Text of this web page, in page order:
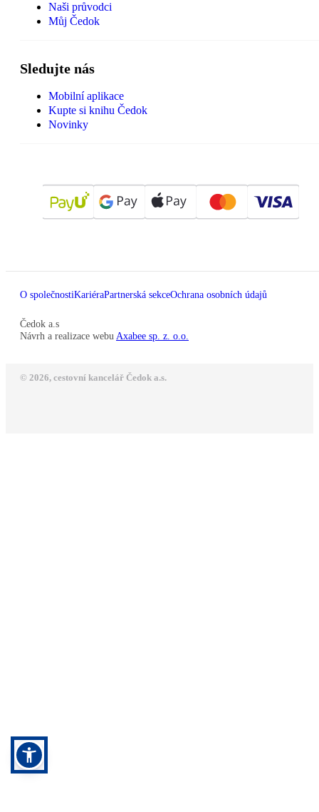
Naši průvodci
Můj Čedok
Sledujte nás
Mobilní aplikace
Kupte si knihu Čedok
Novinky
O společnostiKariéraPartnerská sekceOchrana osobních údajů
Čedok a.s
Návrh a realizace webu Axabee sp. z. o.o.
© 2026, cestovní kancelář Čedok a.s.